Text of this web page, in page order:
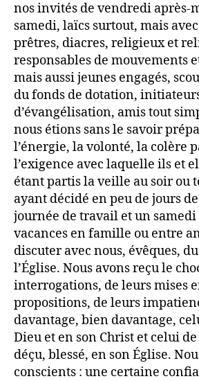
nos invités de vendredi après-
samedi, laïcs surtout, mais
prêtres, diacres, religieux et
responsables de mouvements
mais aussi jeunes engagés,
du fonds de dotation,
d’évangélisation, amis tout
nous étions sans le savoir
l’énergie, la volonté, la colère
l’exigence avec laquelle ils et
étant partis la veille au soir ou
ayant décidé en peu de jours
journée de travail et un samedi
vacances en famille ou entre
discuter avec nous, évêques,
l’Église. Nous avons reçu le
interrogations, de leurs mises
propositions, de leurs
davantage, bien davantage,
Dieu et en son Christ et celui
déçu, blessé, en son Église.
conscients : une certaine